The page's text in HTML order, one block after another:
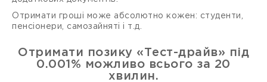
Отримати гроші може абсолютно кожен: студенти,
пенсіонери, самозайняті і т.д.
Отримати позику «Тест-драйв» під
0.001% можливо всього за 20
хвилин.